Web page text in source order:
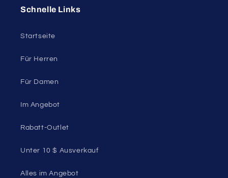
Schnelle Links
Startseite
Für Herren
Für Damen
Im Angebot
Rabatt-Outlet
Unter 10 $ Ausverkauf
Alles im Angebot